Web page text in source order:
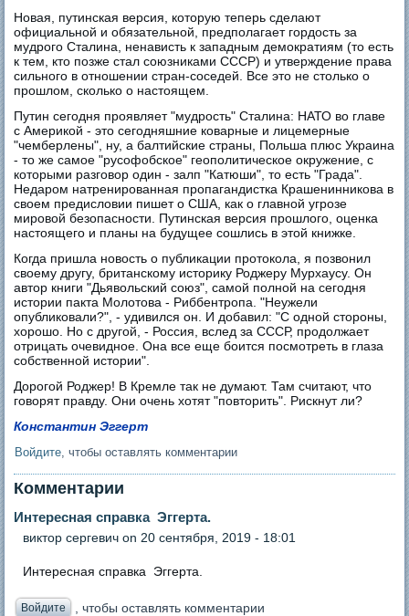
Новая, путинская версия, которую теперь сделают
официальной и обязательной, предполагает гордость за
мудрого Сталина, ненависть к западным демократиям (то есть
к тем, кто позже стал союзниками СССР) и утверждение права
сильного в отношении стран-соседей. Все это не столько о
прошлом, сколько о настоящем.
Путин сегодня проявляет "мудрость" Сталина: НАТО во главе
с Америкой - это сегодняшние коварные и лицемерные
"чемберлены", ну, а балтийские страны, Польша плюс Украина
- то же самое "русофобское" геополитическое окружение, с
которыми разговор один - залп "Катюши", то есть "Града".
Недаром натренированная пропагандистка Крашенинникова в
своем предисловии пишет о США, как о главной угрозе
мировой безопасности. Путинская версия прошлого, оценка
настоящего и планы на будущее сошлись в этой книжке.
Когда пришла новость о публикации протокола, я позвонил
своему другу, британскому историку Роджеру Мурхаусу. Он
автор книги "Дьявольский союз", самой полной на сегодня
истории пакта Молотова - Риббентропа. "Неужели
опубликовали?", - удивился он. И добавил: "С одной стороны,
хорошо. Но с другой, - Россия, вслед за СССР, продолжает
отрицать очевидное. Она все еще боится посмотреть в глаза
собственной истории".
Дорогой Роджер! В Кремле так не думают. Там считают, что
говорят правду. Они очень хотят "повторить". Рискнут ли?
Константин Эггерт
Войдите, чтобы оставлять комментарии
Комментарии
Интересная справка Эггерта.
виктор сергевич on 20 сентября, 2019 - 18:01
Интересная справка Эггерта.
Войдите , чтобы оставлять комментарии